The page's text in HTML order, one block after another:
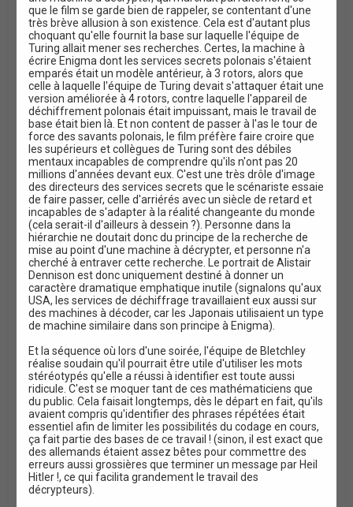
que le film se garde bien de rappeler, se contentant d'une
très brève allusion à son existence. Cela est d'autant plus
choquant qu'elle fournit la base sur laquelle l'équipe de
Turing allait mener ses recherches. Certes, la machine à
écrire Enigma dont les services secrets polonais s'étaient
emparés était un modèle antérieur, à 3 rotors, alors que
celle à laquelle l'équipe de Turing devait s'attaquer était une
version améliorée à 4 rotors, contre laquelle l'appareil de
déchiffrement polonais était impuissant, mais le travail de
base était bien là. Et non content de passer à l'as le tour de
force des savants polonais, le film préfère faire croire que
les supérieurs et collègues de Turing sont des débiles
mentaux incapables de comprendre qu'ils n'ont pas 20
millions d'années devant eux. C'est une très drôle d'image
des directeurs des services secrets que le scénariste essaie
de faire passer, celle d'arriérés avec un siècle de retard et
incapables de s'adapter à la réalité changeante du monde
(cela serait-il d'ailleurs à dessein ?). Personne dans la
hiérarchie ne doutait donc du principe de la recherche de
mise au point d'une machine à décrypter, et personne n'a
cherché à entraver cette recherche. Le portrait de Alistair
Dennison est donc uniquement destiné à donner un
caractère dramatique emphatique inutile (signalons qu'aux
USA, les services de déchiffrage travaillaient eux aussi sur
des machines à décoder, car les Japonais utilisaient un type
de machine similaire dans son principe à Enigma).
Et la séquence où lors d'une soirée, l'équipe de Bletchley
réalise soudain qu'il pourrait être utile d'utiliser les mots
stéréotypés qu'elle a réussi à identifier est toute aussi
ridicule. C'est se moquer tant de ces mathématiciens que
du public. Cela faisait longtemps, dès le départ en fait, qu'ils
avaient compris qu'identifier des phrases répétées était
essentiel afin de limiter les possibilités du codage en cours,
ça fait partie des bases de ce travail ! (sinon, il est exact que
des allemands étaient assez bêtes pour commettre des
erreurs aussi grossières que terminer un message par Heil
Hitler !, ce qui facilita grandement le travail des
décrypteurs).